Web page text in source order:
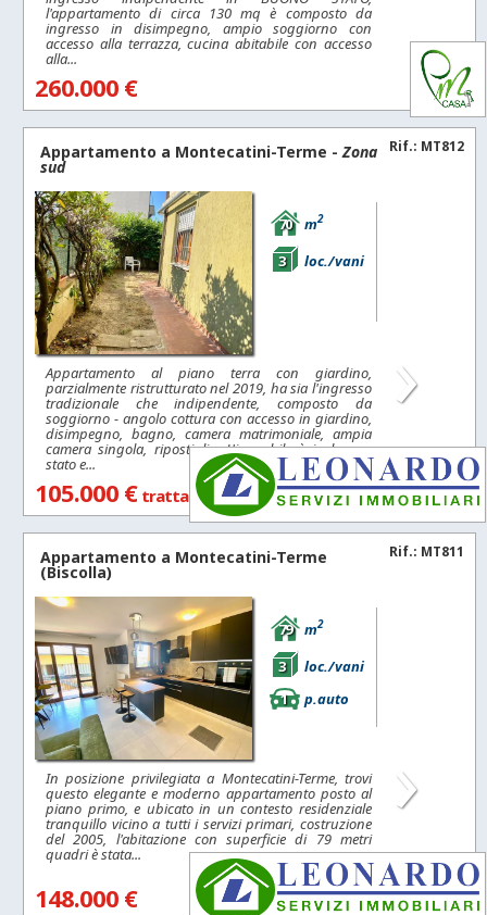
l'appartamento di circa 130 mq è composto da
ingresso in disimpegno, ampio soggiorno con
accesso alla terrazza, cucina abitabile con accesso
alla...
260.000 €
Rif.: MT812
Appartamento a Montecatini-Terme - Zona
sud
70 m2
3 loc./vani
Appartamento al piano terra con giardino,
parzialmente ristrutturato nel 2019, ha sia l'ingresso
tradizionale che indipendente, composto da
soggiorno - angolo cottura con accesso in giardino,
disimpegno, bagno, camera matrimoniale, ampia
camera singola, ripostiglio. L'immobile è in buono
stato e...
›
105.000 € trattabili
Rif.: MT811
Appartamento a Montecatini-Terme
(Biscolla)
79 m2
3
loc./vani
1
p.auto
In posizione privilegiata a Montecatini-Terme, trovi
questo elegante e moderno appartamento posto al
piano primo, e ubicato in un contesto residenziale
tranquillo vicino a tutti i servizi primari, costruzione
del 2005, l'abitazione con superficie di 79 metri
quadri è stata...
›
148.000 €